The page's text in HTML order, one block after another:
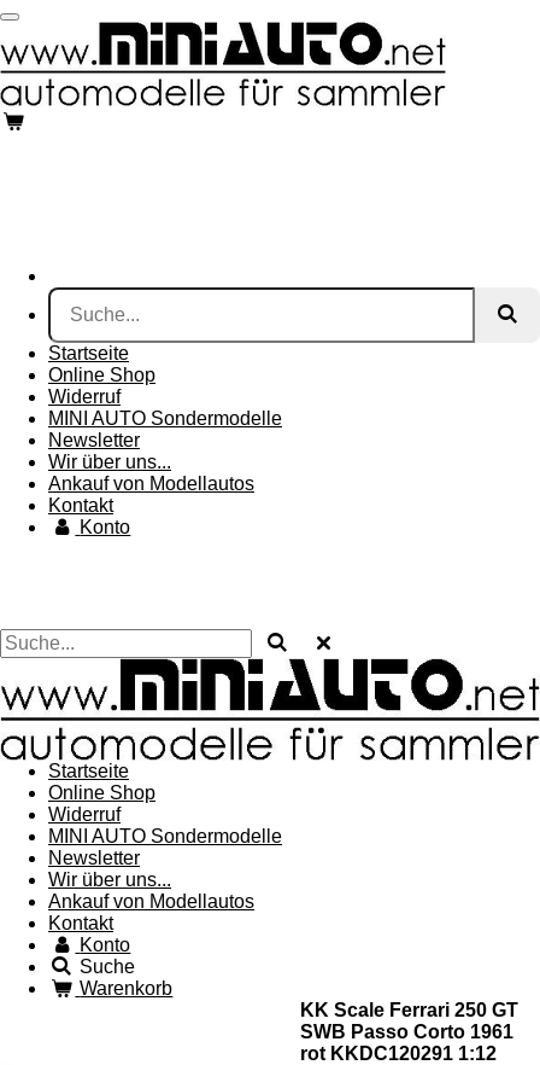
Zum
Hauptinhalt
springen
Startseite
Online Shop
Widerruf
MINI AUTO Sondermodelle
Newsletter
Wir über uns...
Ankauf von Modellautos
Kontakt
Konto
Startseite
Online Shop
Widerruf
MINI AUTO Sondermodelle
Newsletter
Wir über uns...
Ankauf von Modellautos
Kontakt
Konto
Suche
Warenkorb
KK Scale Ferrari 250 GT
SWB Passo Corto 1961
rot KKDC120291 1:12